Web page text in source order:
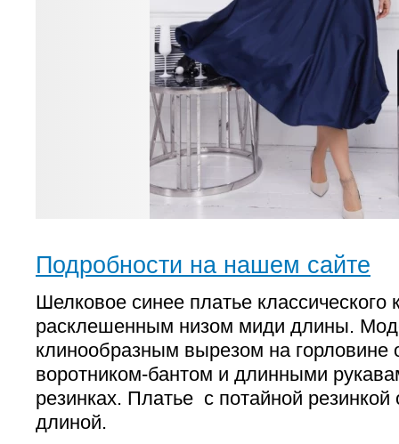
Подробности на нашем сайте
Шелковое синее платье классического
расклешенным низом миди длины.
клинообразным вырезом на горловине
воротником-бантом и длинными
резинках. Платье с потайной
длиной.